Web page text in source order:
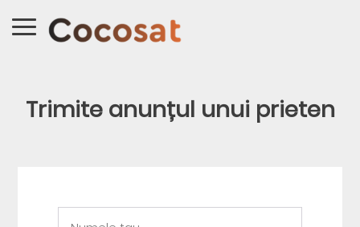
Trimite anunțul unui prieten